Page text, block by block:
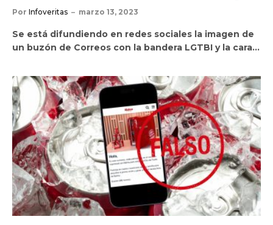
Por Infoveritas marzo 13, 2023
Se está difundiendo en redes sociales la imagen de
un buzón de Correos con la bandera LGTBI y la cara…